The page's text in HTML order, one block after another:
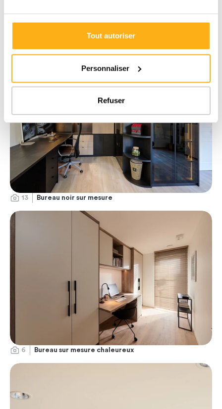
Tout autoriser
Personnaliser
Refuser
13 Bureau noir sur mesure
6 Bureau sur mesure chaleureux